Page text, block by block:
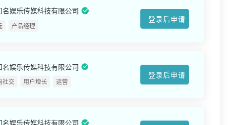
名娱乐传媒科技有限公司
产品经理
登录后申请
名娱乐传媒科技有限公司
社交 用户增长 运营
登录后申请
名娱乐传媒科技有限公司